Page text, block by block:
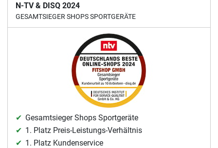
N-TV & DISQ 2024
GESAMTSIEGER SHOPS SPORTGERÄTE
Gesamtsieger Shops Sportgeräte
1. Platz Preis-Leistungs-Verhältnis
1. Platz Kundenservice